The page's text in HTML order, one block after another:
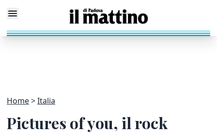
Home Italia
Pictures of you, il rock